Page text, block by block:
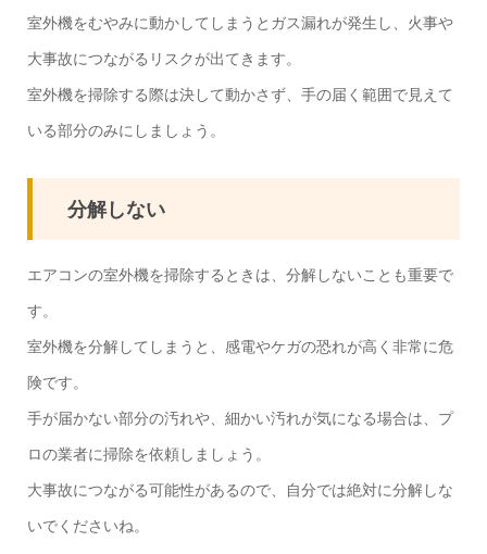
室外機をむやみに動かしてしまうとガス漏れが発生し、火事や
大事故につながるリスクが出てきます。
室外機を掃除する際は決して動かさず、手の届く範囲で見えて
いる部分のみにしましょう。
分解しない
エアコンの室外機を掃除するときは、分解しないことも重要で
す。
室外機を分解してしまうと、感電やケガの恐れが高く非常に危
険です。
手が届かない部分の汚れや、細かい汚れが気になる場合は、プ
ロの業者に掃除を依頼しましょう。
大事故につながる可能性があるので、自分では絶対に分解しな
いでくださいね。